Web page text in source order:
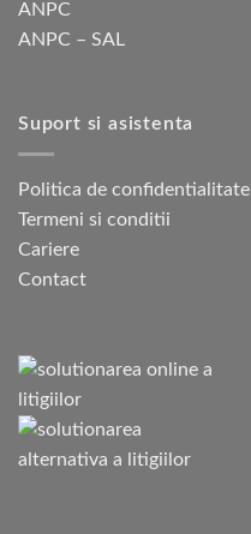
ANPC
ANPC – SAL
Suport si asistenta
Politica de confidentialitate
Termeni si conditii
Cariere
Contact